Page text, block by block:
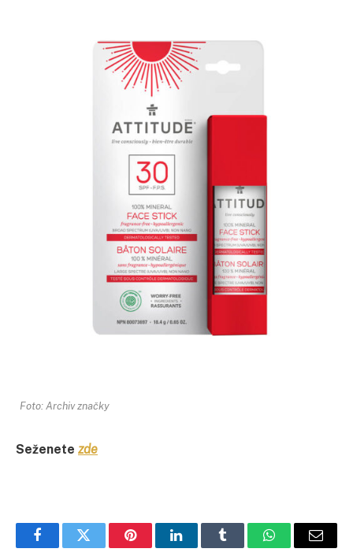
Foto: Archiv značky
Seženete zde
FacebookTwitter PinterestLinkedInTumblr WhatsApp
E-